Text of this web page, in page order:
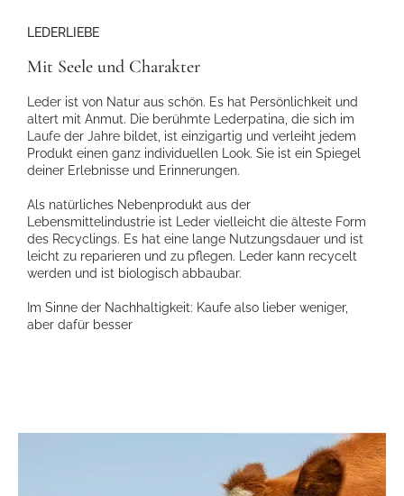
LEDERLIEBE
Mit Seele und Charakter
Leder ist von Natur aus schön. Es hat Persönlichkeit und
altert mit Anmut. Die berühmte Lederpatina, die sich im
Laufe der Jahre bildet, ist einzigartig und verleiht jedem
Produkt einen ganz individuellen Look. Sie ist ein Spiegel
deiner Erlebnisse und Erinnerungen.
Als natürliches Nebenprodukt aus der
Lebensmittelindustrie ist Leder vielleicht die älteste Form
des Recyclings. Es hat eine lange Nutzungsdauer und ist
leicht zu reparieren und zu pflegen. Leder kann recycelt
werden und ist biologisch abbaubar.
Im Sinne der Nachhaltigkeit: Kaufe also lieber weniger,
aber dafür besser